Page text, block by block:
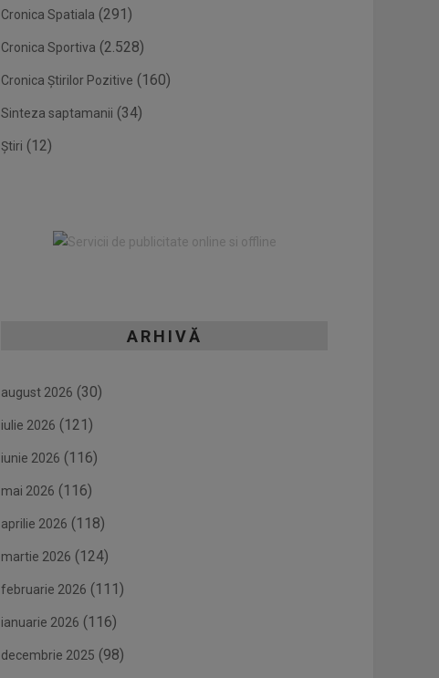
Cronica Spatiala (291)
Cronica Sportiva (2.528)
Cronica Știrilor Pozitive (160)
Sinteza saptamanii (34)
Știri (12)
ARHIVĂ
august 2026 (30)
iulie 2026 (121)
iunie 2026 (116)
mai 2026 (116)
aprilie 2026 (118)
martie 2026 (124)
februarie 2026 (111)
ianuarie 2026 (116)
decembrie 2025 (98)